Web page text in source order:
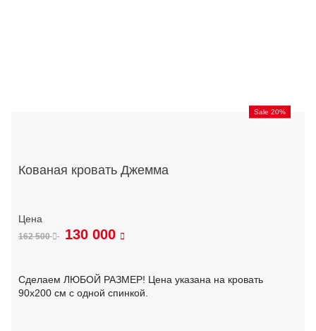
Sale 20%
Кованая кровать Джемма
162 500 130 000
Сделаем ЛЮБОЙ РАЗМЕР! Цена указана на кровать
90х200 см с одной спинкой.